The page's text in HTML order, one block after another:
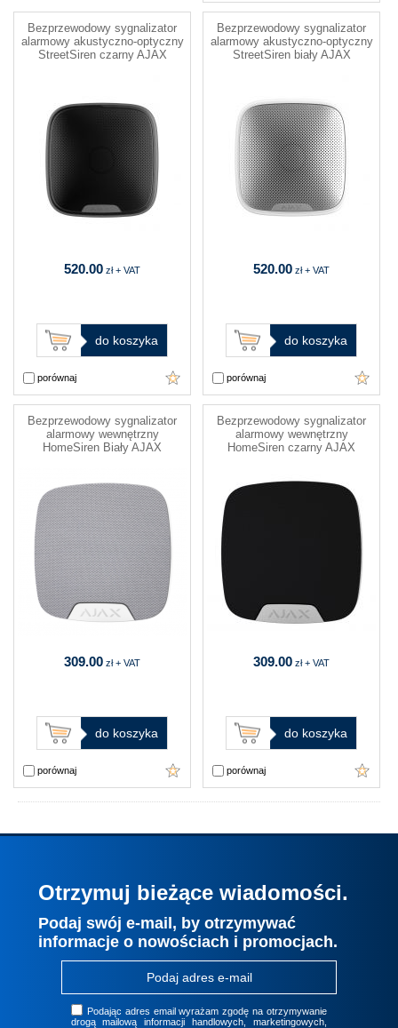
Bezprzewodowy sygnalizator
alarmowy akustyczno-optyczny
StreetSiren czarny AJAX
520.00 zł + VAT
do koszyka
porównaj
Bezprzewodowy sygnalizator
alarmowy akustyczno-optyczny
StreetSiren biały AJAX
520.00 zł + VAT
do koszyka
porównaj
Bezprzewodowy sygnalizator
alarmowy wewnętrzny
HomeSiren Biały AJAX
309.00 zł + VAT
do koszyka
porównaj
Bezprzewodowy sygnalizator
alarmowy wewnętrzny
HomeSiren czarny AJAX
309.00 zł + VAT
do koszyka
porównaj
Otrzymuj bieżące wiadomości.
Podaj swój e-mail, by otrzymywać
informacje o nowościach i promocjach.
Podając adres email wyrażam zgodę na otrzymywanie
drogą mailową informacji handlowych, marketingowych,